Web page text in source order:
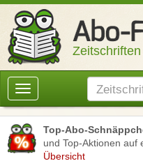
Toggle
navigation
Top-Abo-
und Top-Aktionen auf
Übersicht